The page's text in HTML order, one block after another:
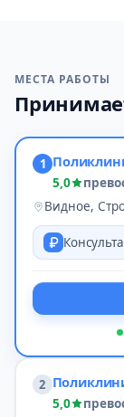
МЕСТА РАБОТЫ
1
5,0
Видное,
2
5,0